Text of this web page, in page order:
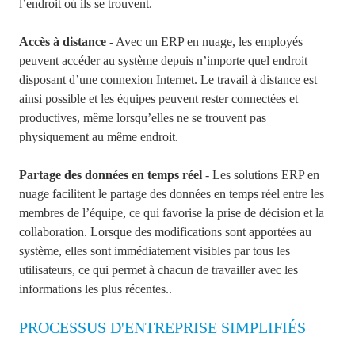
l’endroit où ils se trouvent.
Accès à distance - Avec un ERP en nuage, les employés
peuvent accéder au système depuis n’importe quel endroit
disposant d’une connexion Internet. Le travail à distance est
ainsi possible et les équipes peuvent rester connectées et
productives, même lorsqu’elles ne se trouvent pas
physiquement au même endroit.
Partage des données en temps réel - Les solutions ERP en
nuage facilitent le partage des données en temps réel entre les
membres de l’équipe, ce qui favorise la prise de décision et la
collaboration. Lorsque des modifications sont apportées au
système, elles sont immédiatement visibles par tous les
utilisateurs, ce qui permet à chacun de travailler avec les
informations les plus récentes..
PROCESSUS D'ENTREPRISE SIMPLIFIÉS